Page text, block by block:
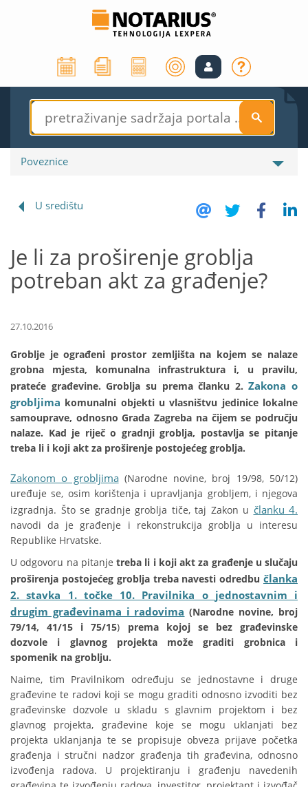
S
Poveznice
U središtu
Je li za proširenje groblja
potreban akt za građenje?
27.10.2016
Groblje je ograđeni prostor zemljišta na kojem se nalaze
grobna mjesta, komunalna infrastruktura i, u pravilu,
prateće građevine. Groblja su prema članku 2.Zakona o
grobljima komunalni objekti u vlasništvu jedinice lokalne
samouprave, odnosno Grada Zagreba na čijem se području
nalaze. Kad je riječ o gradnji groblja, postavlja se pitanje
treba li i koji akt za proširenje postojećeg groblja.
Zakonom o grobljima(Narodne novine, broj 19/98, 50/12)
uređuje se, osim korištenja i upravljanja grobljem, i njegova
izgradnja. Što se gradnje groblja tiče, taj Zakon u članku 4.
navodi da je građenje i rekonstrukcija groblja u interesu
Republike Hrvatske.
U odgovoru na pitanje treba li i koji akt za građenje u slučaju
proširenja postojećeg groblja treba navesti odredbu članka
2. stavka 1. točke 10. Pravilnika o jednostavnim i
drugim građevinama i radovima (Narodne novine, broj
79/14, 41/15 i 75/15) prema kojoj se bez građevinske
dozvole i glavnog projekta može graditi grobnica i
spomenik na groblju.
Naime, tim Pravilnikom određuju se jednostavne i druge
građevine te radovi koji se mogu graditi odnosno izvoditi bez
građevinske dozvole u skladu s glavnim projektom i bez
glavnog projekta, građevine koje se mogu uklanjati bez
projekta uklanjanja te se propisuje obveza prijave početka
građenja i stručni nadzor građenja tih građevina, odnosno
izvođenja radova. U projektiranju i građenju navedenih